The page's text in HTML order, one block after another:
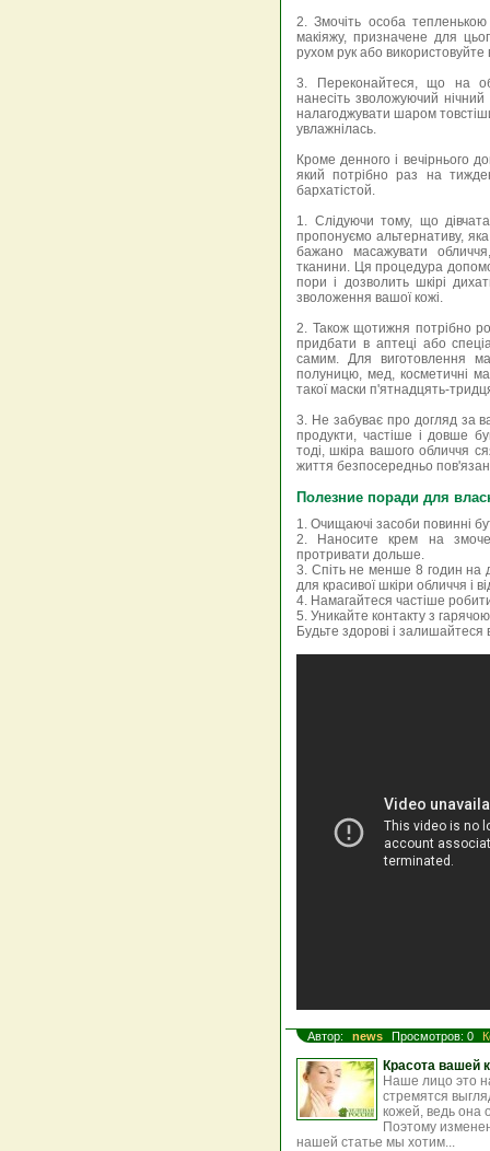
2. Змочіть особа
макіяжу, призначене для
рухом рук або використовуйте
3. Переконайтеся, що на
нанесіть зволожуючий
налагоджувати шаром
увлажнілась.
Кроме денного і вечірнього
який потрібно раз на
бархатістой.
1. Слідуючи тому, що
пропонуємо альтернативу,
бажано масажувати
тканини. Ця процедура
пори і дозволить шкірі
зволоження вашої кожі.
2. Також щотижня потрібно
придбати в аптеці або
самим. Для виготовлення
полуницю, мед, косметичні
такої маски п'ятнадцять-
3. Не забуває про догляд за
продукти, частіше і довше
тоді, шкіра вашого обличчя
життя безпосередньо
Полезние поради для
1. Очищаючі засоби повинні
2. Наносите крем на
протривати дольше.
3. Спіть не менше 8 годин на
для красивої шкіри обличчя і
4. Намагайтеся частіше робити
5. Уникайте контакту з
Будьте здорові і залишайтеся
Автор: news Просмотров: 0
Красота вашей
Наше лицо это
стремятся
кожей, ведь она
Поэтому
нашей статье мы хотим...